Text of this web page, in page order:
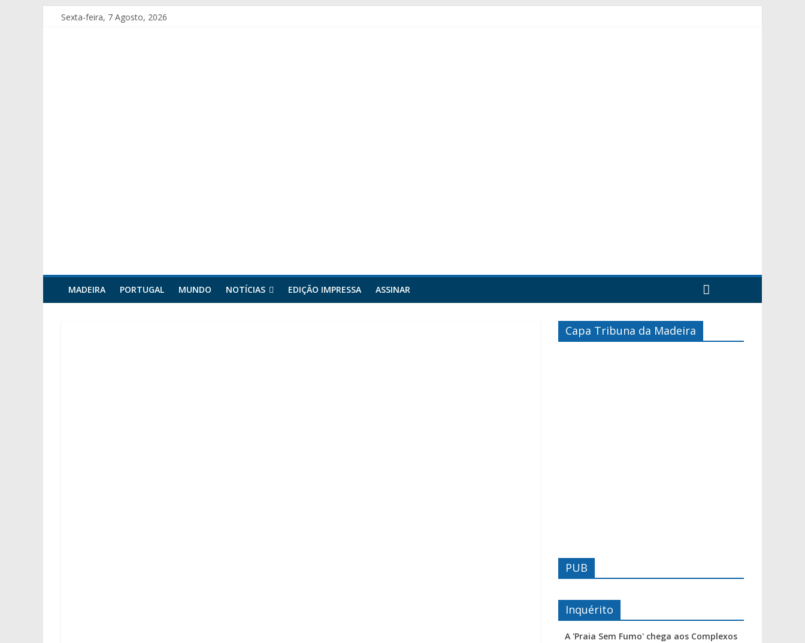
Sexta-feira, 7 Agosto, 2026
MADEIRA PORTUGAL MUNDO NOTÍCIAS EDIÇÃO IMPRESSA ASSINAR
Capa Tribuna da Madeira
PUB
Inquérito
A 'Praia Sem Fumo' chega aos Complexos